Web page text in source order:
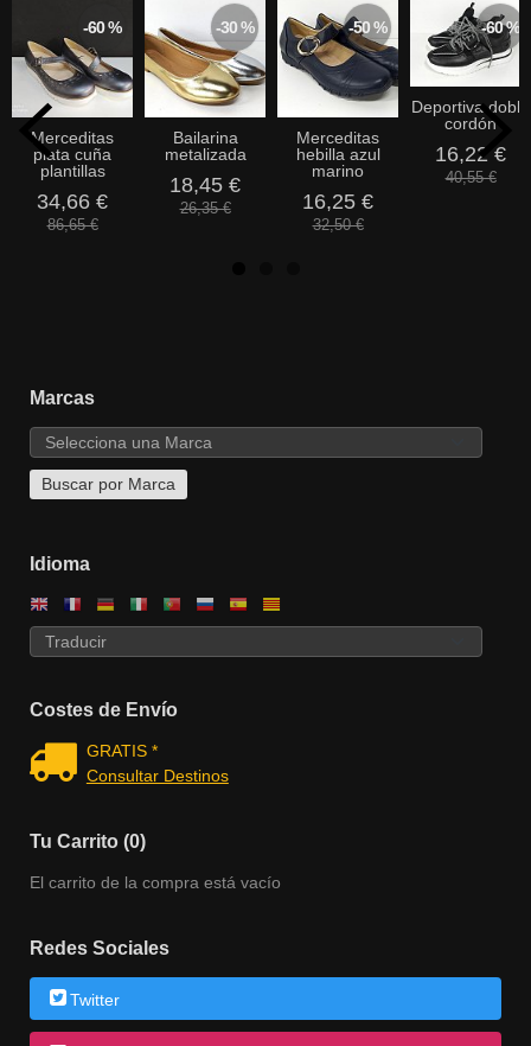
Marcas
Idioma
Costes de Envío
GRATIS *
Consultar Destinos
Tu Carrito (0)
El carrito de la compra está vacío
Redes Sociales
Twitter
-60 %
Merceditas
plata cuña
plantillas
34,66 €
86,65 €
-30 %
Bailarina
metalizada
18,45 €
26,35 €
-50 %
Merceditas
hebilla azul
marino
16,25 €
32,50 €
-60 %
Deportiva doble
cordón
16,22 €
40,55 €